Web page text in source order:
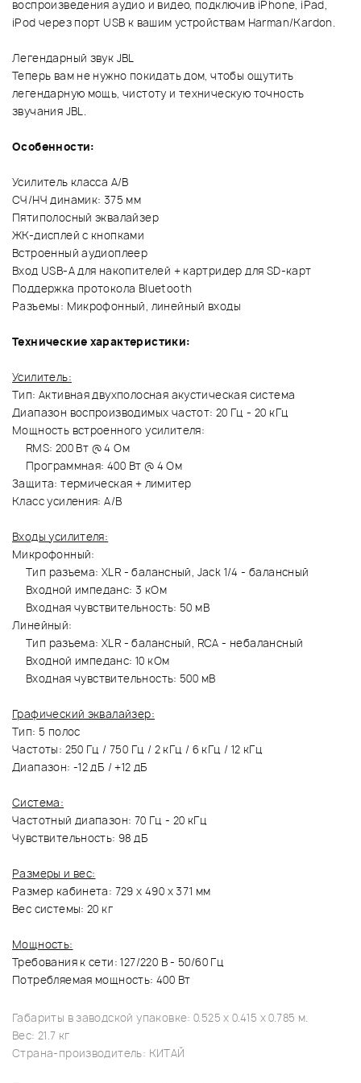
воспроизведения аудио и видео, подключив iPhone, iPad,
iPod через порт USB к вашим устройствам Harman/Kardon.
Легендарный звук JBL
Теперь вам не нужно покидать дом, чтобы ощутить
легендарную мощь, чистоту и техническую точность
звучания JBL.
Особенности:
Усилитель класса A/B
СЧ/НЧ динамик: 375 мм
Пятиполосный эквалайзер
ЖК-дисплей с кнопками
Встроенный аудиоплеер
Вход USB-A для накопителей + картридер для SD-карт
Поддержка протокола Bluetooth
Разъемы: Микрофонный, линейный входы
Технические характеристики:
Усилитель:
Тип: Активная двухполосная акустическая система
Диапазон воспроизводимых частот: 20 Гц - 20 кГц
Мощность встроенного усилителя:
RMS: 200 Вт @ 4 Ом
Программная: 400 Вт @ 4 Ом
Защита: термическая + лимитер
Класс усиления: A/B
Входы усилителя:
Микрофонный:
Тип разъема: XLR - балансный, Jack 1/4 - балансный
Входной импеданс: 3 кОм
Входная чувствительность: 50 мВ
Линейный:
Тип разъема: XLR - балансный, RCA - небалансный
Входной импеданс: 10 кОм
Входная чувствительность: 500 мВ
Графический эквалайзер:
Тип: 5 полос
Частоты: 250 Гц / 750 Гц / 2 кГц / 6 кГц / 12 кГц
Диапазон: -12 дБ / +12 дБ
Система:
Частотный диапазон: 70 Гц - 20 кГц
Чувствительность: 98 дБ
Размеры и вес:
Размер кабинета: 729 х 490 х 371 мм
Вес системы: 20 кг
Мощность:
Требования к сети: 127/220 В - 50/60 Гц
Потребляемая мощность: 400 Вт
Габариты в заводской упаковке: 0.525 x 0.415 x 0.785 м.
Вес: 21.7 кг
Страна-производитель: КИТАЙ